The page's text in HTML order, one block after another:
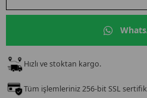
Hızlı ve stoktan kargo.
Tüm işlemleriniz 256-bit SSL